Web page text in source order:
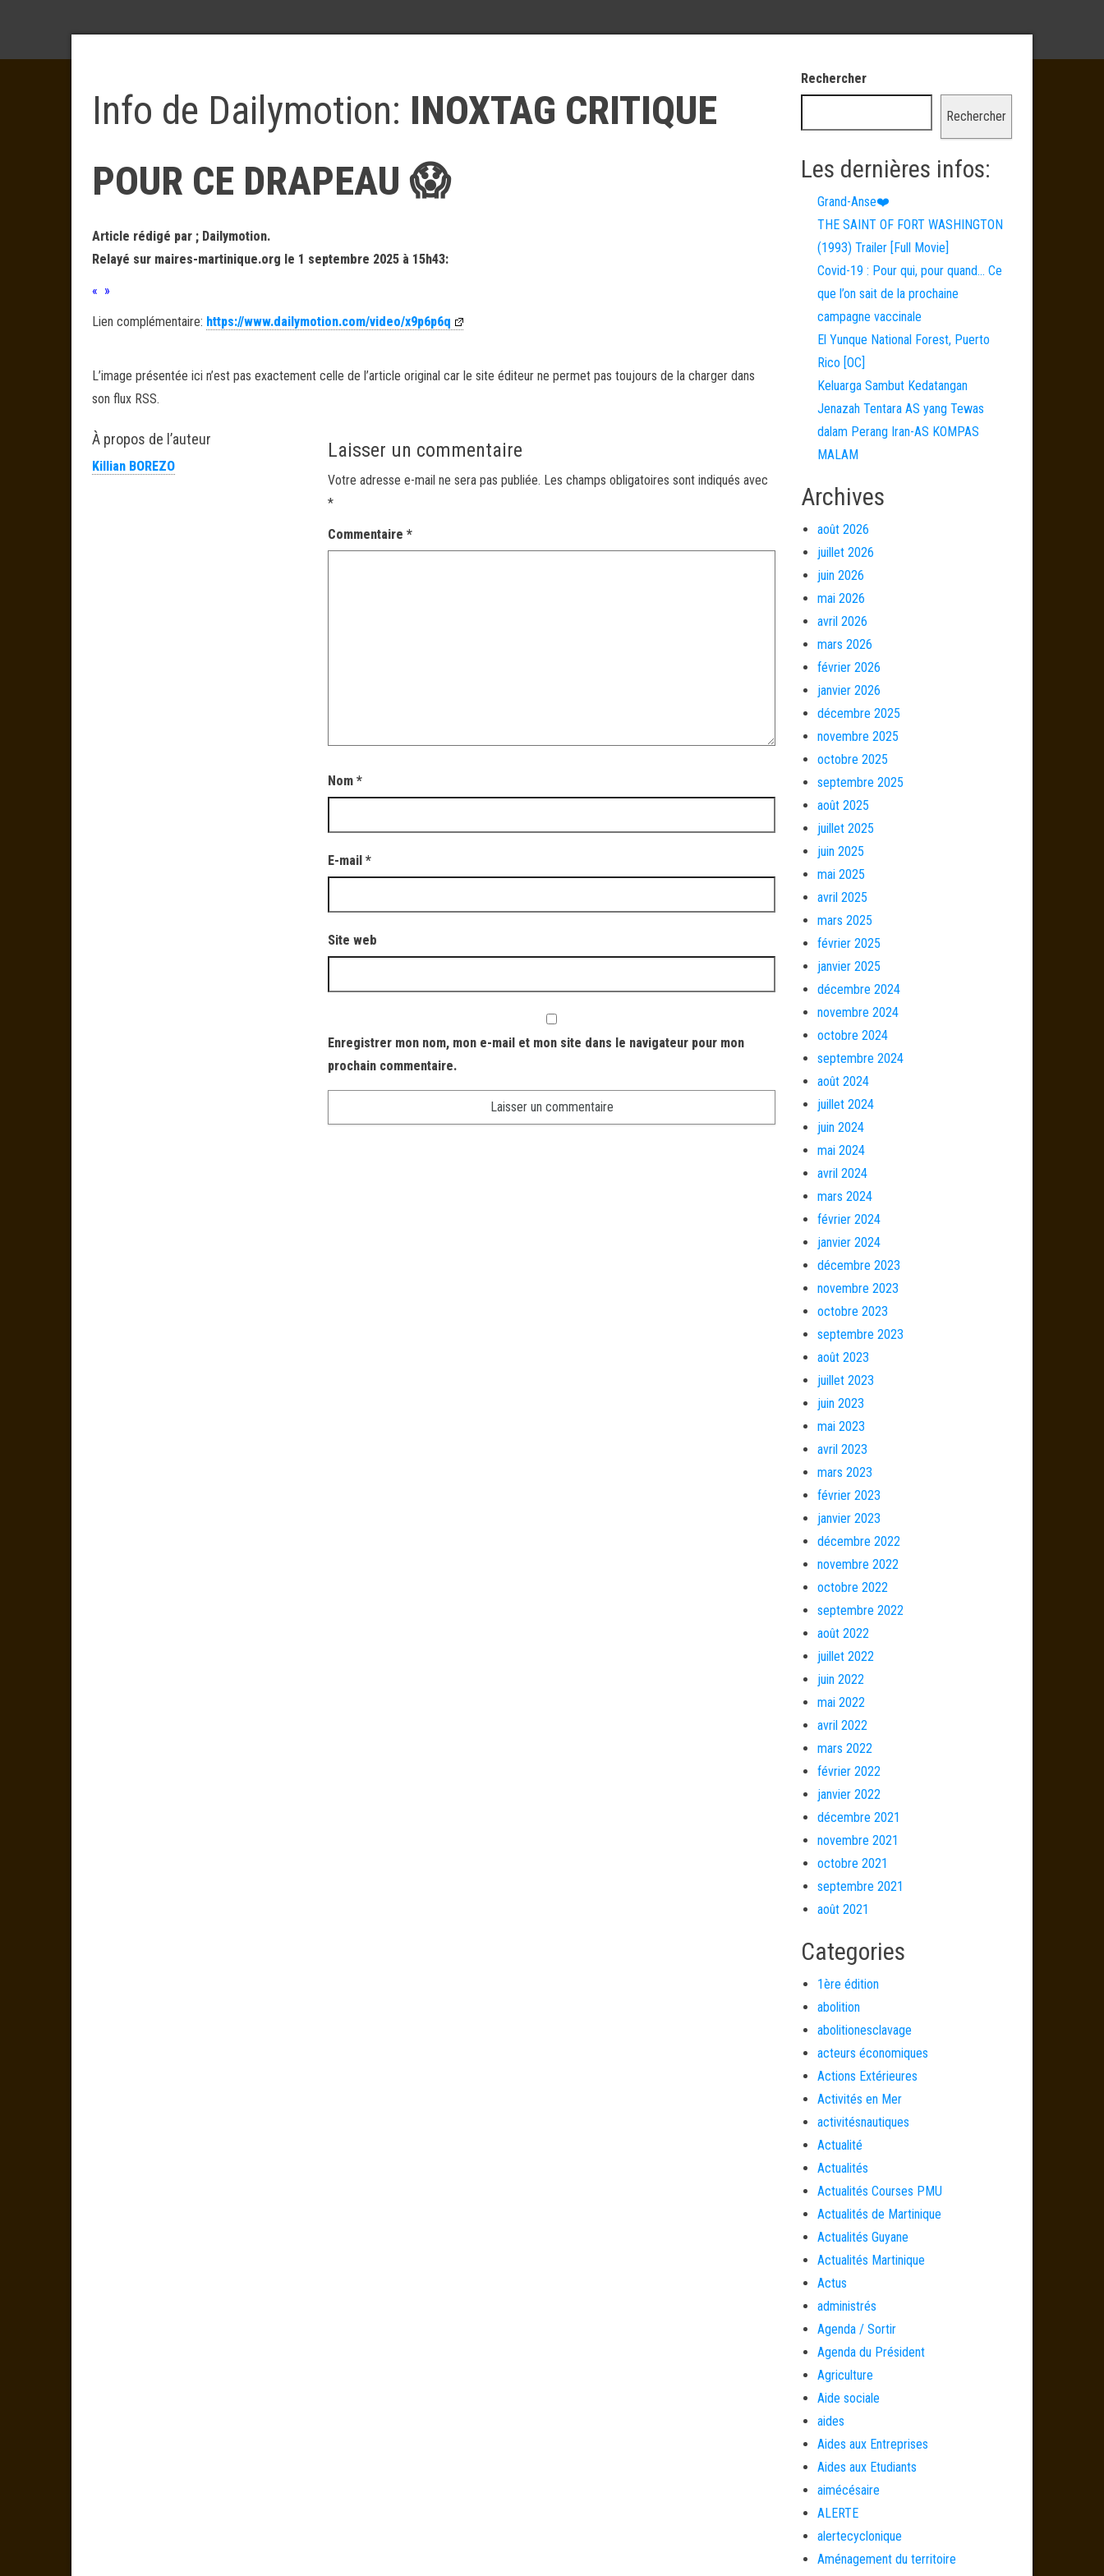
Info de Dailymotion: INOXTAG CRITIQUE
POUR CE DRAPEAU 😱
Article rédigé par ; Dailymotion.
Relayé sur maires-martinique.org le 1 septembre 2025 à 15h43:
« »
Lien complémentaire: https://www.dailymotion.com/video/x9p6p6q
L’image présentée ici n’est pas exactement celle de l’article original car le site éditeur ne permet pas toujours de la charger dans
son flux RSS.
À propos de l’auteur
Killian BOREZO
Laisser un commentaire
Votre adresse e-mail ne sera pas publiée. Les champs obligatoires sont indiqués avec
*
Commentaire*
Nom*
E-mail*
Site web
Enregistrer mon nom, mon e-mail et mon site dans le navigateur pour mon
prochain commentaire.
Rechercher
Rechercher
Les dernières infos:
Grand-Anse❤️
THE SAINT OF FORT WASHINGTON
(1993) Trailer [Full Movie]
Covid-19 : Pour qui, pour quand… Ce
que l’on sait de la prochaine
campagne vaccinale
El Yunque National Forest, Puerto
Rico [OC]
Keluarga Sambut Kedatangan
Jenazah Tentara AS yang Tewas
dalam Perang Iran-AS KOMPAS
MALAM
Archives
août 2026
juillet 2026
juin 2026
mai 2026
avril 2026
mars 2026
février 2026
janvier 2026
décembre 2025
novembre 2025
octobre 2025
septembre 2025
août 2025
juillet 2025
juin 2025
mai 2025
avril 2025
mars 2025
février 2025
janvier 2025
décembre 2024
novembre 2024
octobre 2024
septembre 2024
août 2024
juillet 2024
juin 2024
mai 2024
avril 2024
mars 2024
février 2024
janvier 2024
décembre 2023
novembre 2023
octobre 2023
septembre 2023
août 2023
juillet 2023
juin 2023
mai 2023
avril 2023
mars 2023
février 2023
janvier 2023
décembre 2022
novembre 2022
octobre 2022
septembre 2022
août 2022
juillet 2022
juin 2022
mai 2022
avril 2022
mars 2022
février 2022
janvier 2022
décembre 2021
novembre 2021
octobre 2021
septembre 2021
août 2021
Categories
1ère édition
abolition
abolitionesclavage
acteurs économiques
Actions Extérieures
Activités en Mer
activitésnautiques
Actualité
Actualités
Actualités Courses PMU
Actualités de Martinique
Actualités Guyane
Actualités Martinique
Actus
administrés
Agenda / Sortir
Agenda du Président
Agriculture
Aide sociale
aides
Aides aux Entreprises
Aides aux Etudiants
aimécésaire
ALERTE
alertecyclonique
Aménagement du territoire